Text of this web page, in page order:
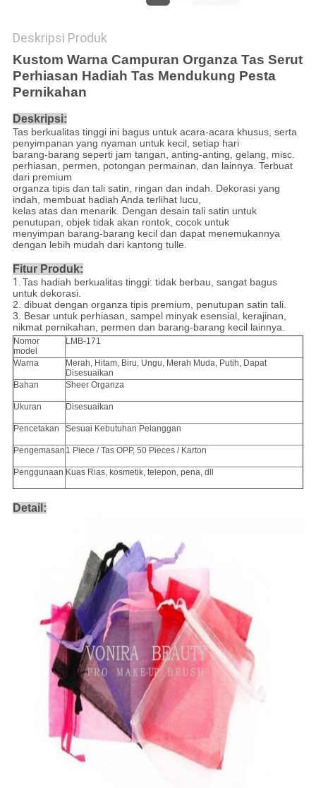
Deskripsi Produk
Kustom Warna Campuran Organza Tas Serut
Perhiasan Hadiah Tas Mendukung Pesta
Pernikahan
Deskripsi:
Tas berkualitas tinggi ini bagus untuk acara-acara khusus, serta
penyimpanan yang nyaman untuk kecil, setiap hari
barang-barang seperti jam tangan, anting-anting, gelang, misc.
perhiasan, permen, potongan permainan, dan lainnya. Terbuat
dari premium
organza tipis dan tali satin, ringan dan indah. Dekorasi yang
indah, membuat hadiah Anda terlihat lucu,
kelas atas dan menarik. Dengan desain tali satin untuk
penutupan, objek tidak akan rontok, cocok untuk
menyimpan barang-barang kecil dan dapat menemukannya
dengan lebih mudah dari kantong tulle.
Fitur Produk:
1. Tas hadiah berkualitas tinggi: tidak berbau, sangat bagus
untuk dekorasi.
2. dibuat dengan organza tipis premium, penutupan satin tali.
3. Besar untuk perhiasan, sampel minyak esensial, kerajinan,
nikmat pernikahan, permen dan barang-barang kecil lainnya.
Nomor
model
LMB-171
Warna
Merah, Hitam, Biru, Ungu, Merah Muda, Putih, Dapat
Disesuaikan
Bahan
Sheer Organza
Ukuran Disesuaikan
Pencetakan Sesuai Kebutuhan Pelanggan
Pengemasan 1 Piece / Tas OPP, 50 Pieces / Karton
Penggunaan Kuas Rias, kosmetik, telepon, pena, dll
Detail: